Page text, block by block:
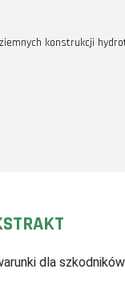
konstrukcji
dla